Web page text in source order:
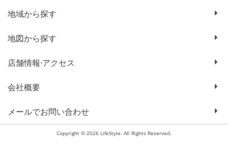
地域から探す
地図から探す
店舗情報·アクセス
会社概要
メールでお問い合わせ
Copyright © 2026 LifeStyle. All Rights Reserved.